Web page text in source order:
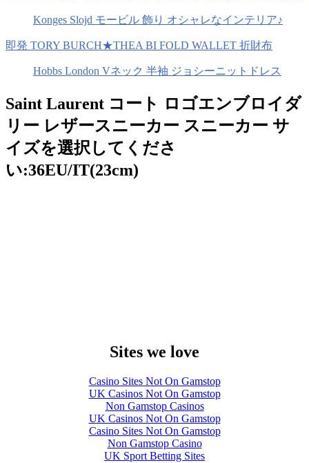
Konges Slojd モービル 飾り オシャレなインテリア♪
即発 TORY BURCH★THEA BI FOLD WALLET 折財布
Hobbs London Vネック 半袖 ジョシーニットドレス
Saint Laurent コート ロゴエンブロイダ
リー レザースニーカー スニーカー サ
イズを選択してくださ
い:36EU/IT(23cm)
Sites we love
Casino Sites Not On Gamstop
UK Casinos Not On Gamstop
Non Gamstop Casinos
UK Casinos Not On Gamstop
Casino Sites Not On Gamstop
Non Gamstop Casino
UK Sport Betting Sites